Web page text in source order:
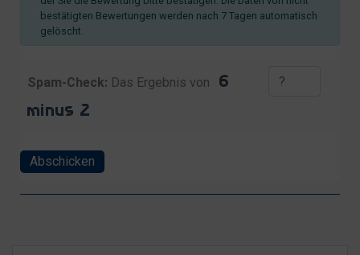
bestätigten Bewertungen werden nach 7 Tagen automatisch
gelöscht.
Spam-Check: Das Ergebnis von
Abschicken